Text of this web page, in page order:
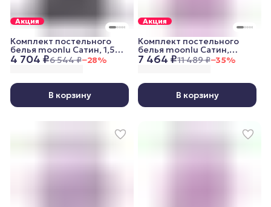
Акция
4 704 ₽6 544 ₽−28%
Комплект постельного
белья moonlu Сатин, 1,5
спальный, наволочки
50x70 см, графитовый
В корзину
Акция
7 464 ₽11 489 ₽−35%
Комплект постельного
белья moonlu Сатин,
семейный (дуэт),
наволочки 70x70 см,
В корзину